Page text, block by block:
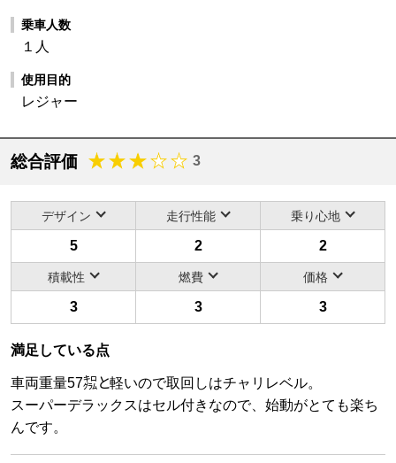
乗車人数
１人
使用目的
レジャー
総合評価 3
デザイン 走行性能 乗り心地
5 2 2
積載性 燃費 価格
3 3 3
満足している点
車両重量57㌕と軽いので取回しはチャリレベル。
スーパーデラックスはセル付きなので、始動がとても楽ち
んです。